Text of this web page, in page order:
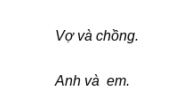
Vợ và chồng.
Anh và em.